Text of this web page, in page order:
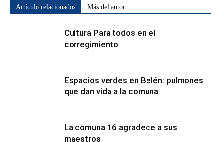
Artículo relacionados Más del autor
Cultura Para todos en el
corregimiento
Espacios verdes en Belén: pulmones
que dan vida a la comuna
La comuna 16 agradece a sus
maestros